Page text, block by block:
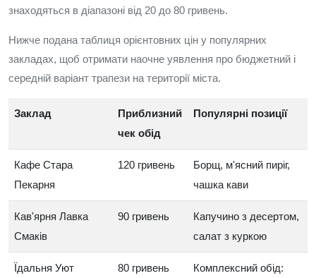
знаходяться в діапазоні від 20 до 80 гривень.
Нижче подана таблиця орієнтовних цін у популярних
закладах, щоб отримати наочне уявлення про бюджетний і
середній варіант трапези на території міста.
Заклад
Приблизний
чек обід
Популярні позиції
Кафе Стара
Пекарня
120 гривень
Борщ, м'ясний пиріг,
чашка кави
Кав'ярня Лавка
Смаків
90 гривень
Капучино з десертом,
салат з куркою
Їдальня Уют 80 гривень Комплексний обід: